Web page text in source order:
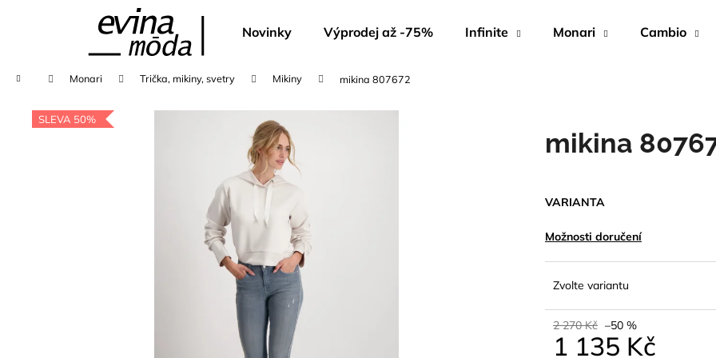
Novinky Výprodej až -75% Infinite Monari Cambio
Domů Monari Trička, mikiny, svetry Mikiny mikina 807672
mikina
VARIANTA
Možnosti doručení
Zvolte variantu
2 270 Kč –50 %
1 135 Kč
SLEVA 50%
Co potřebujete najít?
HLEDAT